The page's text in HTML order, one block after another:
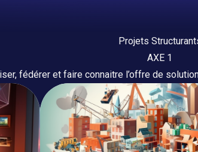
Projets
AXE 1
fédérer et faire connaitre l’offre de